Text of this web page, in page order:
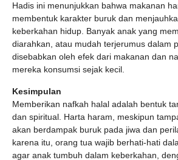
Hadis ini menunjukkan bahwa makanan
membentuk karakter buruk dan
keberkahan hidup. Banyak anak yang
diarahkan, atau mudah terjerumus dalam
disebabkan oleh efek dari makanan dan
mereka konsumsi sejak kecil.
Kesimpulan
Memberikan nafkah halal adalah bentuk
dan spiritual. Harta haram, meskipun
akan berdampak buruk pada jiwa dan
karena itu, orang tua wajib berhati-hati
agar anak tumbuh dalam keberkahan,